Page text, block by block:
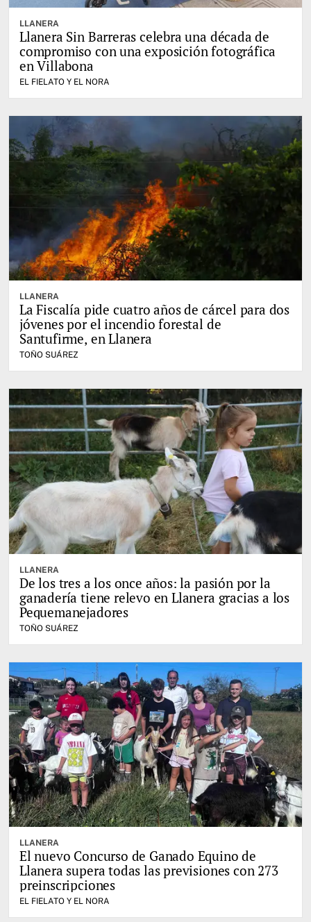
LLANERA
Llanera Sin Barreras celebra una década de
compromiso con una exposición fotográfica
en Villabona
EL FIELATO Y EL NORA
LLANERA
La Fiscalía pide cuatro años de cárcel para dos
jóvenes por el incendio forestal de
Santufirme, en Llanera
TOÑO SUÁREZ
LLANERA
De los tres a los once años: la pasión por la
ganadería tiene relevo en Llanera gracias a los
Pequemanejadores
TOÑO SUÁREZ
LLANERA
El nuevo Concurso de Ganado Equino de
Llanera supera todas las previsiones con 273
preinscripciones
EL FIELATO Y EL NORA